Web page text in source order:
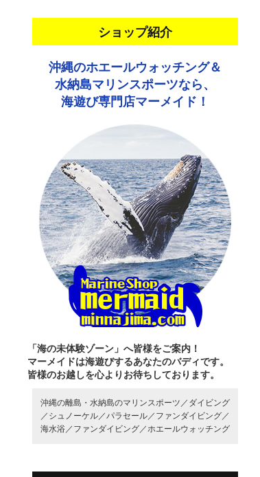
ショップ紹介
沖縄のホエールウォッチング＆
水納島マリンスポーツなら、
海遊び専門店マーメイド！
「海の未体験ゾーン」へ皆様をご案内！
マーメイドは海遊びするあなたのバディです。
皆様のお越しを心よりお待ちしております。
沖縄の離島・水納島のマリンスポーツ／ ダイビング
／ シュノーケル／ パラセール／ ファンダイビング／
海水浴／ ファンダイビング／ ホエールウォッチング